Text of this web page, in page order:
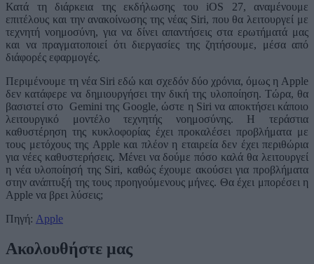
Κατά τη διάρκεια της εκδήλωσης του iOS 27, αναμένουμε
επιτέλους και την ανακοίνωσης της νέας Siri, που θα λειτουργεί με
τεχνητή νοημοσύνη, για να δίνει απαντήσεις στα ερωτήματά μας
και να πραγματοποιεί ότι διεργασίες της ζητήσουμε, μέσα από
διάφορές εφαρμογές.
Περιμένουμε τη νέα Siri εδώ και σχεδόν δύο χρόνια, όμως η Apple
δεν κατάφερε να δημιουργήσει την δική της υλοποίηση. Τώρα, θα
βασιστεί στο Gemini της Google, ώστε η Siri να αποκτήσει κάποιο
λειτουργικό μοντέλο τεχνητής νοημοσύνης. Η τεράστια
καθυστέρηση της κυκλοφορίας έχει προκαλέσει προβλήματα με
τους μετόχους της Apple και πλέον η εταιρεία δεν έχει περιθώρια
για νέες καθυστερήσεις. Μένει να δούμε πόσο καλά θα λειτουργεί
η νέα υλοποίησή της Siri, καθώς έχουμε ακούσει για προβλήματα
στην ανάπτυξή της τους προηγούμενους μήνες. Θα έχει μπορέσει η
Apple να βρει λύσεις;
Πηγή: Apple
Ακολουθήστε μας